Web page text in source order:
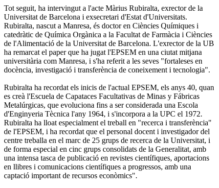
Tot seguit, ha intervingut a l'acte Màrius Rubiralta, exrector de la
Universitat de Barcelona i exsecretari d'Estat d'Universitats.
Rubiralta, nascut a Manresa, és doctor en Ciències Químiques i
catedràtic de Química Orgànica a la Facultat de Farmàcia i Ciències
de l'Alimentació de la Universitat de Barcelona. L'exrector de la UB
ha remarcat el paper que ha jugat l'EPSEM en una ciutat mitjana
universitària com Manresa, i s'ha referit a les seves "fortaleses en
docència, investigació i transferència de coneixement i tecnologia".
Rubiralta ha recordat els inicis de l'actual EPSEM, els anys 40, quan
es creà l'Escuela de Capataces Facultativas de Minas y Fábricas
Metalúrgicas, que evoluciona fins a ser considerada una Escola
d'Enginyeria Tècnica l'any 1964, i s'incorpora a la UPC el 1972.
Rubiralta ha lloat especialment el treball en "recerca i transferència"
de l'EPSEM, i ha recordat que el personal docent i investigador del
centre treballa en el marc de 25 grups de recerca de la Universitat, i
de forma especial en cinc grups consolidats de la Generalitat, amb
una intensa tasca de publicació en revistes científiques, aportacions
en llibres i comunicacions científiques a progressos, amb una
captació important de recursos econòmics".